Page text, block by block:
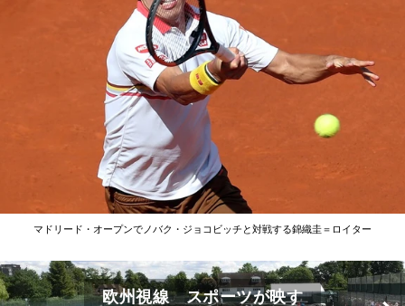
マドリード・オープンでノバク・ジョコビッチと対戦する錦織圭＝ロイター
欧州視線 スポーツが映す